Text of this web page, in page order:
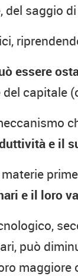
del saggio
essere
capitale
e il
e il loro
può